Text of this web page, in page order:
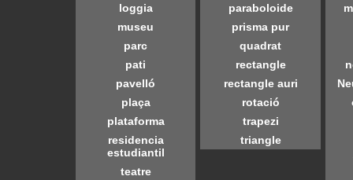
loggia
museu
parc
pati
pavelló
plaça
plataforma
residencia
estudiantil
teatre
paraboloide
prisma pur
quadrat
rectangle
rectangle auri
rotació
trapezi
triangle